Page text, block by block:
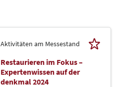
Aktivitäten am Messestand
Restaurieren im Fokus –
Expertenwissen auf der
denkmal 2024